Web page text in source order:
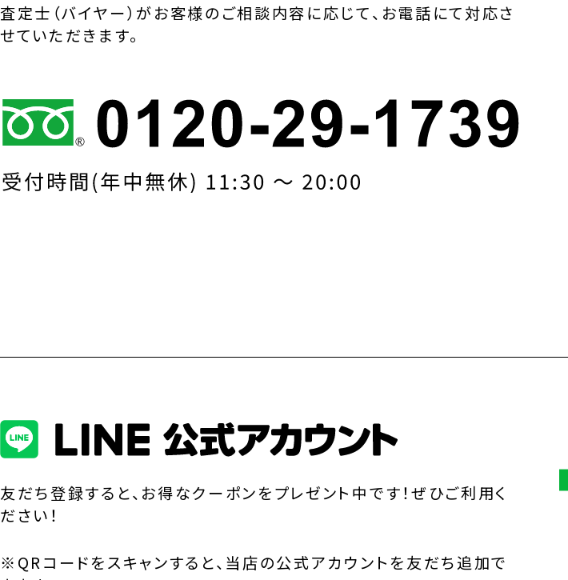
査定士（バイヤー）がお客様のご相談内容に応じて、お電話にて対応さ
せていただきます。
友だち登録すると、お得なクーポンをプレゼント中です！ぜひご利用く
ださい！
※QRコードをスキャンすると、当店の公式アカウントを友だち追加で